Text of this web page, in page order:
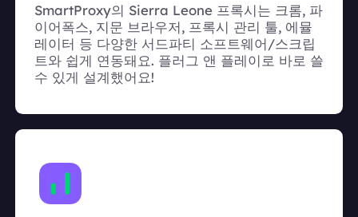
SmartProxy의 Sierra Leone 프록시는 크롬, 파
이어폭스, 지문 브라우저, 프록시 관리 툴, 에뮬
레이터 등 다양한 서드파티 소프트웨어/스크립
트와 쉽게 연동돼요. 플러그 앤 플레이로 바로 쓸
수 있게 설계했어요!